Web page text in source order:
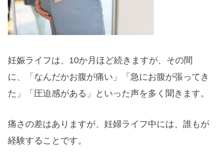
妊娠ライフは、10か月ほど続きますが、その間
に、「なんだかお腹が痛い」「急にお腹が張ってき
た」「圧迫感がある」といった声を多く聞きます。
痛さの差はありますが、妊婦ライフ中には、誰もが
経験することです。